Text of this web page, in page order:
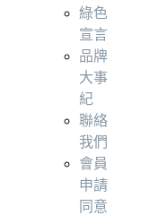
綠色
宣言
品牌
大事
紀
聯絡
我們
會員
申請
同意